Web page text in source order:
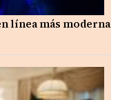
línea más moderna